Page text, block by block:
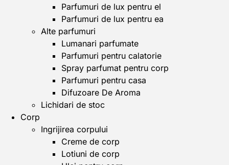
Parfumuri de lux pentru el
Parfumuri de lux pentru ea
Alte parfumuri
Lumanari parfumate
Parfumuri pentru calatorie
Spray parfumat pentru corp
Parfumuri pentru casa
Difuzoare De Aroma
Lichidari de stoc
Corp
Ingrijirea corpului
Creme de corp
Lotiuni de corp